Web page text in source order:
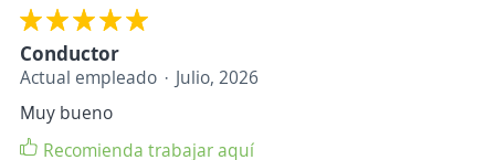
Conductor
Actual empleado
Julio, 2026
Muy bueno
Recomienda trabajar aquí